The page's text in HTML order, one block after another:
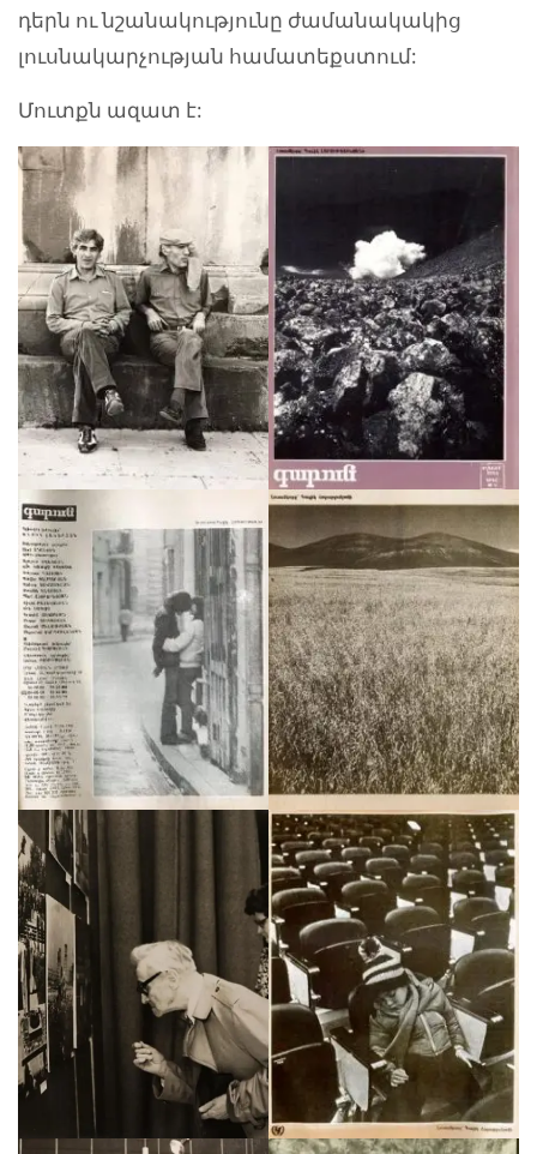
դերն ու նշանակությունը ժամանակակից
լուսնակարչության համատեքստում:
Մուտքն ազատ է: